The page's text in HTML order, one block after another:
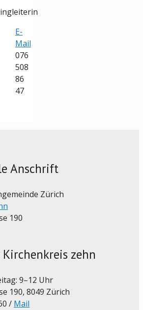
E-
Mail
076
508
86
47
Anschrift
Zürich
190
zehn
9–12 Uhr
190, 8049 Zürich
/ Mail